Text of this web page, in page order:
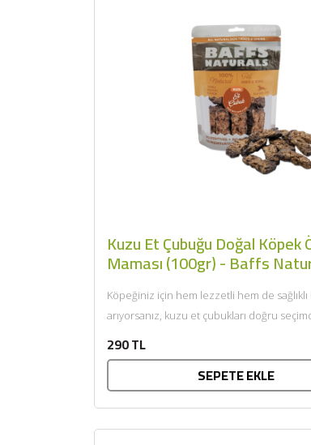
Kuzu Et Çubuğu Doğal Köpek
Maması (100gr) - Baffs
Köpeğiniz için hem lezzetli hem de
arıyorsanız, kuzu et çubukları doğru
290 TL
SEPETE EKLE